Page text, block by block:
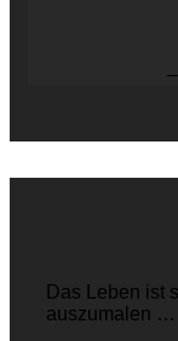
Das Leben ist
auszumalen …